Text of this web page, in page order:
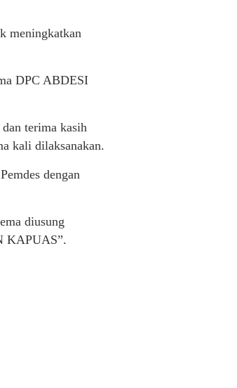
meningkatkan
DPC ABDESI
terima kasih
kali dilaksanakan.
dengan
diusung
KAPUAS”.